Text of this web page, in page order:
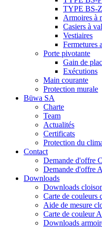
TYPE BS-Z
Armoires à
Casiers à
Vestiaires
Fermetures
Porte pivotante
Gain de
Exécutions
Main courante
Protection murale
Büwa SA
Charte
Team
Actualités
Certificats
Protection du
Contact
Demande d'offre
Demande d'offre
Downloads
Downloads
Carte de couleurs
Aide de mesure
Carte de couleur
Downloads